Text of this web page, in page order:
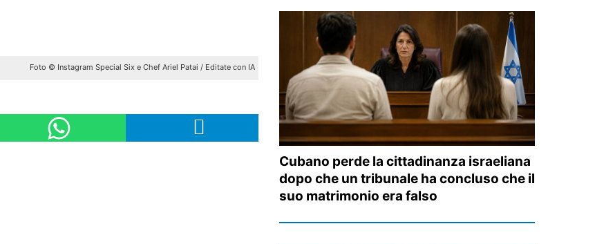
Foto © Instagram Special Six e Chef Ariel Patai / Editate con IA
Cubano perde la cittadinanza israeliana
dopo che un tribunale ha concluso che il
suo matrimonio era falso